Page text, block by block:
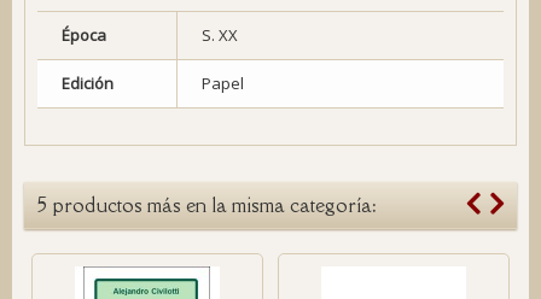
Época S. XX
Edición Papel
5 productos más en la misma categoría: